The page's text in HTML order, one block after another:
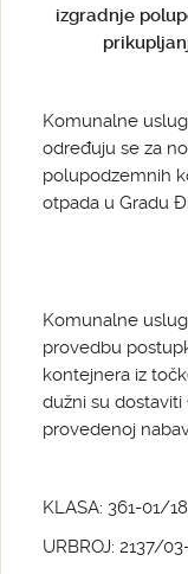
izgradnje
Komunalne
određuju se za
polupodzemnih
otpada u Gradu
Komunalne
provedbu
kontejnera iz
dužni su
provedenoj
KLASA: 361-01/
URBROJ: 2137/